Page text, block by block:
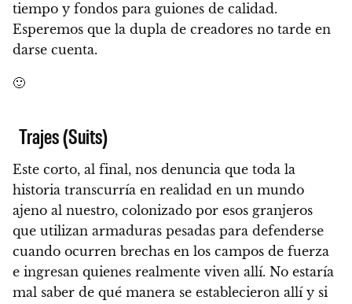
tiempo y fondos para guiones de calidad.
Esperemos que la dupla de creadores no tarde en
darse cuenta.
🙂
Trajes (Suits)
Este corto, al final, nos denuncia que toda la
historia transcurría en realidad en un mundo
ajeno al nuestro, colonizado por esos granjeros
que utilizan armaduras pesadas para defenderse
cuando ocurren brechas en los campos de fuerza
e ingresan quienes realmente viven allí. No estaría
mal saber de qué manera se establecieron allí y si